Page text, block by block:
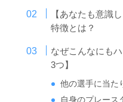
【あなたも意識
特徴とは？
なぜこんなにも
3つ】
他の選手に当た
自身のプレース